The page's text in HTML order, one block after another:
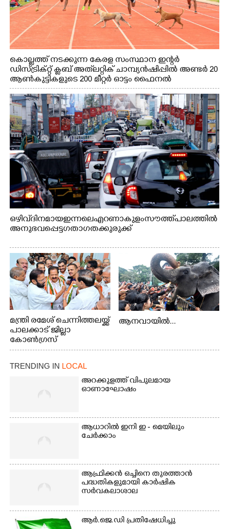
കൊല്ലത്ത് നടക്കുന്ന കേരള സംസ്ഥാന ഇന്റർ
ഡിസ്ട്രിക്റ്റ് ക്ലബ് അത്‌ലറ്റിക് ചാമ്പ്യൻഷിപ്പിൽ അണ്ടർ 20
ആൺകുട്ടികളുടെ 200 മീറ്റർ ഓട്ടം ഫൈനൽ
മത്സരത്തിനിടെ സിന്തറ്റിക് ട്രാക്കിന് കുറുകെ ഓടുന്ന
നായകൾ.
ഒഴിവ് ദിനമായ ഇന്നലെ എറണാകുളം സൗത്ത് പാലത്തിൽ
അനുഭവപ്പെട്ട ഗതാഗതക്കുരുക്ക്
മന്ത്രി രമേശ് ചെന്നിത്തലയ്ക്ക്
പാലക്കാട് ജില്ലാ
കോൺഗ്രസ്
ആനവായിൽ...
TRENDING IN LOCAL
അറക്കുളത്ത് വിപുലമായ
ഓണാഘോഷം
ആധാറിൽ ഇനി ഇ - മെയിലും
ചേർക്കാം
ആഫ്രിക്കൻ ഒച്ചിനെ തുരത്താൻ
പദ്ധതികളുമായി കാർഷിക
സർവകലാശാല
ആർ.ജെ.ഡി പ്രതിഷേധിച്ചു